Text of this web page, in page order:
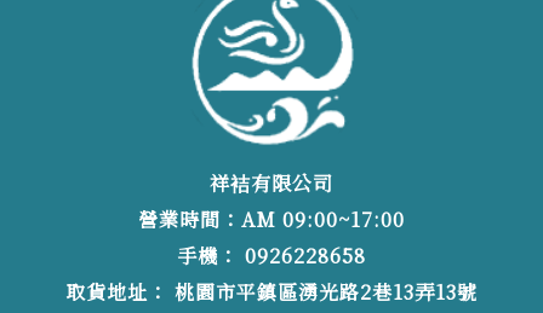
祥袺有限公司
營業時間：AM 09:00~17:00
0926228658
桃園市平鎮區湧光路2巷13弄13號